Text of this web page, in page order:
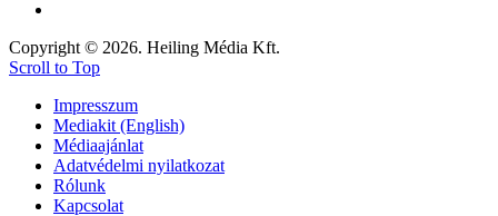
Copyright © 2026. Heiling Média Kft.
Scroll to Top
Impresszum
Mediakit (English)
Médiaajánlat
Adatvédelmi nyilatkozat
Rólunk
Kapcsolat